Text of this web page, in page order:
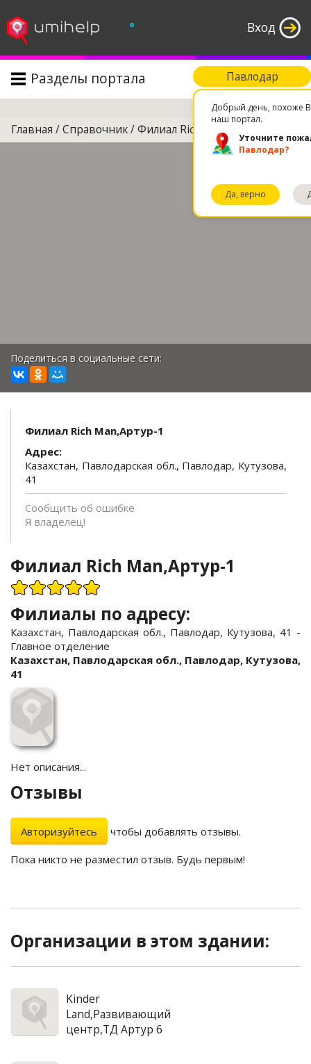
Вход
°
Павлодар
Добрый день, похоже
наш портал.
Уточните
Павлодар?
Да, верно
Разделы портала Поиск
Главная /Справочник/Филиал Rich Man,Артур-1
Поделиться в социальные сети:
Филиал Rich Man,Артур-1
Адрес:
Казахстан, Павлодарская обл., Павлодар, Кутузова,
41
Сообщить об ошибке
Я владелец!
Филиал Rich Man,Артур-1
Филиалы по адресу:
Казахстан, Павлодарская обл., Павлодар, Кутузова, 41 -
Главное отделение
Казахстан, Павлодарская обл., Павлодар, Кутузова,
41
Нет описания...
Отзывы
Авторизуйтесь
чтобы добавлять отзывы.
Пока никто не разместил отзыв. Будь первым!
Организации в этом здании:
Kinder
Land,Развивающий
центр,ТД Артур 6